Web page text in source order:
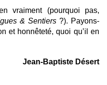
vraiment (pourquoi pas,
& Sentiers ?). Payons-
et honnêteté, quoi qu’il en
Jean-Baptiste Désert